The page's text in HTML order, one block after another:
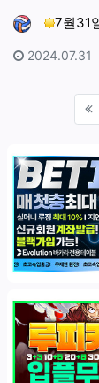
7월31
작성일
2024.07.31